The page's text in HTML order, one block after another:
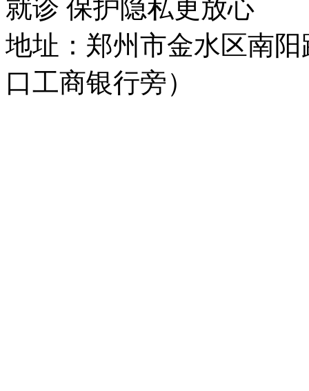
就诊 保护隐私更放心
地址：郑州市金水区南
口工商银行旁）